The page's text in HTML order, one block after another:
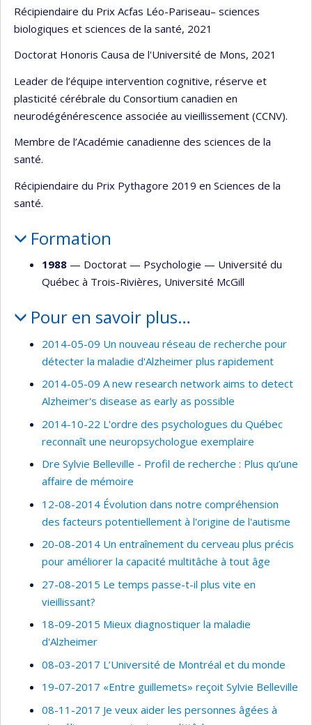
Récipiendaire du Prix Acfas Léo-Pariseau– sciences
biologiques et sciences de la santé, 2021
Doctorat Honoris Causa de l'Université de Mons, 2021
Leader de l’équipe intervention cognitive, réserve et
plasticité cérébrale du Consortium canadien en
neurodégénérescence associée au vieillissement (CCNV).
Membre de l’Académie canadienne des sciences de la
santé.
Récipiendaire du Prix Pythagore 2019 en Sciences de la
santé.
Formation
1988 — Doctorat — Psychologie — Université du
Québec à Trois-Rivières, Université McGill
Pour en savoir plus…
2014-05-09 Un nouveau réseau de recherche pour
détecter la maladie d'Alzheimer plus rapidement
2014-05-09 A new research network aims to detect
Alzheimer's disease as early as possible
2014-10-22 L'ordre des psychologues du Québec
reconnaît une neuropsychologue exemplaire
Dre Sylvie Belleville - Profil de recherche : Plus qu’une
affaire de mémoire
12-08-2014 Évolution dans notre compréhension
des facteurs potentiellement à l'origine de l'autisme
20-08-2014 Un entraînement du cerveau plus précis
pour améliorer la capacité multitâche à tout âge
27-08-2015 Le temps passe-t-il plus vite en
vieillissant?
18-09-2015 Mieux diagnostiquer la maladie
d'Alzheimer
08-03-2017 L’Université de Montréal et du monde
19-07-2017 «Entre guillemets» reçoit Sylvie Belleville
08-11-2017 Je veux aider les personnes âgées à